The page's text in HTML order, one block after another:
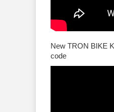
New TRON BIKE
code